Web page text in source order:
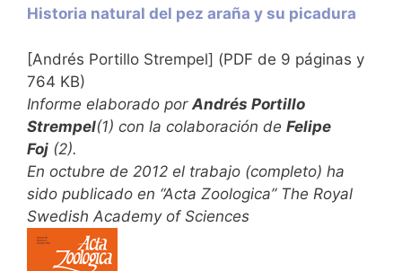
Historia natural del pez araña y su picadura
[Andrés Portillo Strempel] (PDF de 9 páginas y
764 KB)
Informe elaborado por Andrés Portillo
Strempel(1) con la colaboración de Felipe
Foj (2).
En octubre de 2012 el trabajo (completo) ha
sido publicado en “Acta Zoologica” The Royal
Swedish Academy of Sciences